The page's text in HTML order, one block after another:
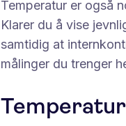
Temperatur er også
Klarer du å vise
samtidig at
målinger du trenger